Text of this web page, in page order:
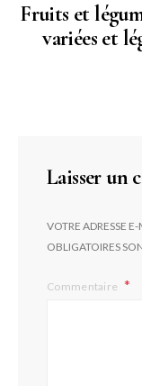
Fruits et
variées et
Laisser un
VOTRE ADRESSE
OBLIGATOIRES
Commentaire